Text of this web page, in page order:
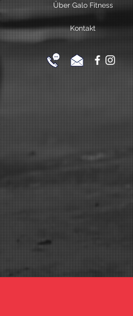
Über Galo Fitness
Kontakt